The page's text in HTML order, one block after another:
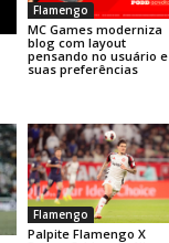
Flamengo
MC Games moderniza
blog com layout
pensando no usuário e
suas preferências
Flamengo
Palpite Flamengo X